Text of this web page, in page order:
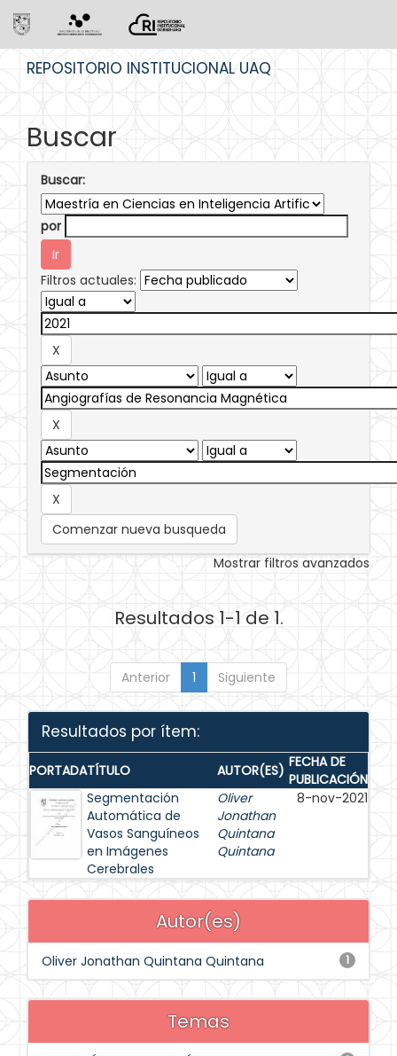
REPOSITORIO INSTITUCIONAL UAQ
Buscar
Buscar:
por
Filtros actuales:
Comenzar nueva busqueda
Mostrar filtros avanzados
Resultados 1-1 de 1.
Anterior 1 Siguiente
Resultados por ítem:
PORTADATÍTULO AUTOR(ES) FECHA DE
PUBLICACIÓN
Segmentación
Automática de
Vasos Sanguíneos
en Imágenes
Cerebrales
Oliver
Jonathan
Quintana
Quintana
8-nov-2021
Autor(es)
1
Oliver Jonathan Quintana Quintana
Temas